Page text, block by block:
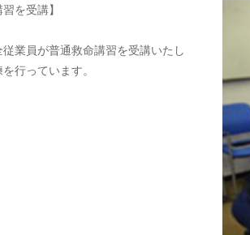
を受講】
業員が普通救命講習を受講いたし
行っています。